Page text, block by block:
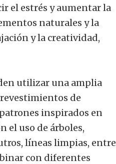
el estrés y aumentar la
naturales y la
y la creatividad,
utilizar una amplia
de
inspirados en
el uso de árboles,
líneas limpias, entre
con diferentes